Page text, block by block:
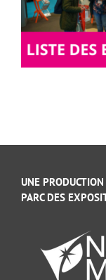
UNE
PARC DES